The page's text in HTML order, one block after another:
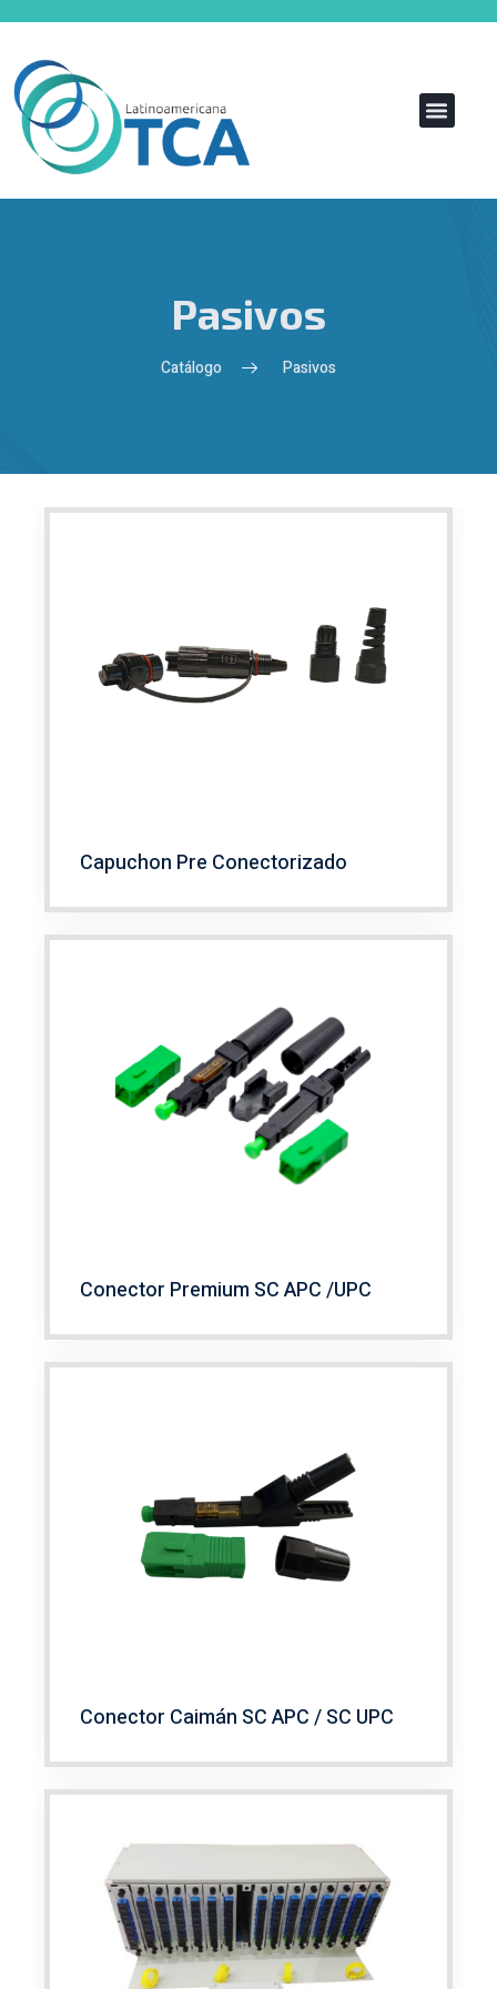
Pasivos
Catálogo Pasivos
Capuchon Pre Conectorizado
Conector Premium SC APC /UPC
Conector Caimán SC APC / SC UPC